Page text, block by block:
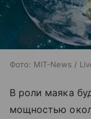
Фото: MIT-News /
В роли маяка
мощностью